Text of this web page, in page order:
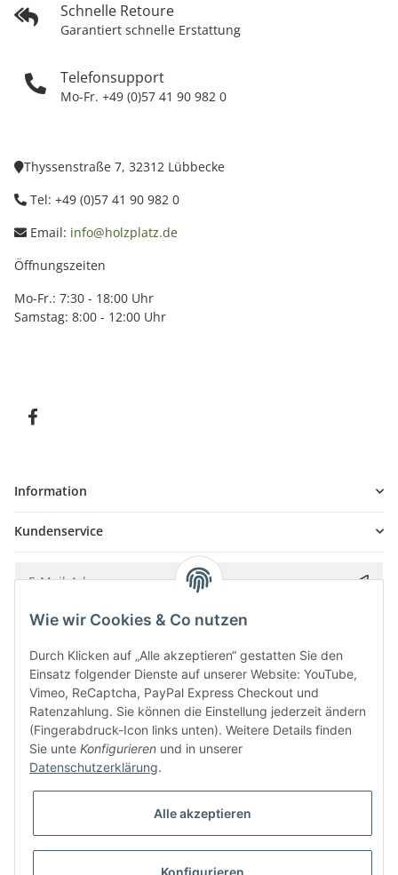
Schnelle Retoure
Garantiert schnelle Erstattung
Telefonsupport
Mo-Fr. +49 (0)57 41 90 982 0
Thyssenstraße 7, 32312 Lübbecke
Tel: +49 (0)57 41 90 982 0
Email: info@holzplatz.de
Öffnungszeiten
Mo-Fr.: 7:30 - 18:00 Uhr
Samstag: 8:00 - 12:00 Uhr
Information
Kundenservice
Bitte senden Sie mir entsprechend IhrerDatenschutzerklärung
* Alle Preise inkl. gesetzlicher USt., zzgl.
Wie wir Cookies & Co nutzen
Durch Klicken auf „Alle akzeptieren“ gestatten Sie den
Einsatz folgender Dienste auf unserer Website: YouTube,
Vimeo, ReCaptcha, PayPal Express Checkout und
Ratenzahlung. Sie können die Einstellung jederzeit ändern
(Fingerabdruck-Icon links unten). Weitere Details finden
Sie unte Konfigurieren und in unserer
Datenschutzerklärung.
Alle akzeptieren